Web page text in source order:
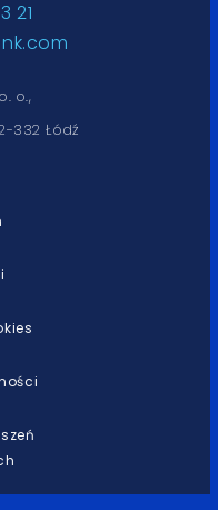
21
o.,
332 Łódź